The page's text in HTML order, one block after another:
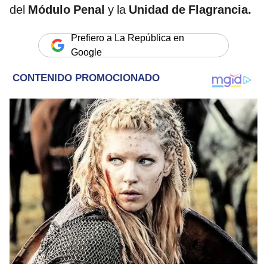
del Módulo Penal y la Unidad de Flagrancia.
Prefiero a La República en
Google